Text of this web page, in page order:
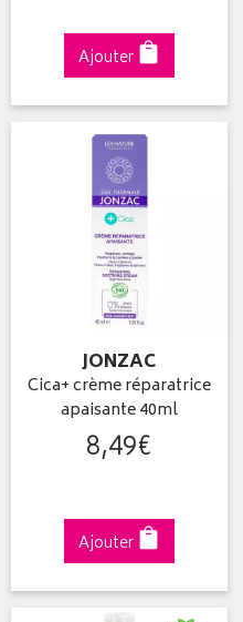
Ajouter
JONZAC
Cica+ crème réparatrice
apaisante 40ml
8,49€
Ajouter